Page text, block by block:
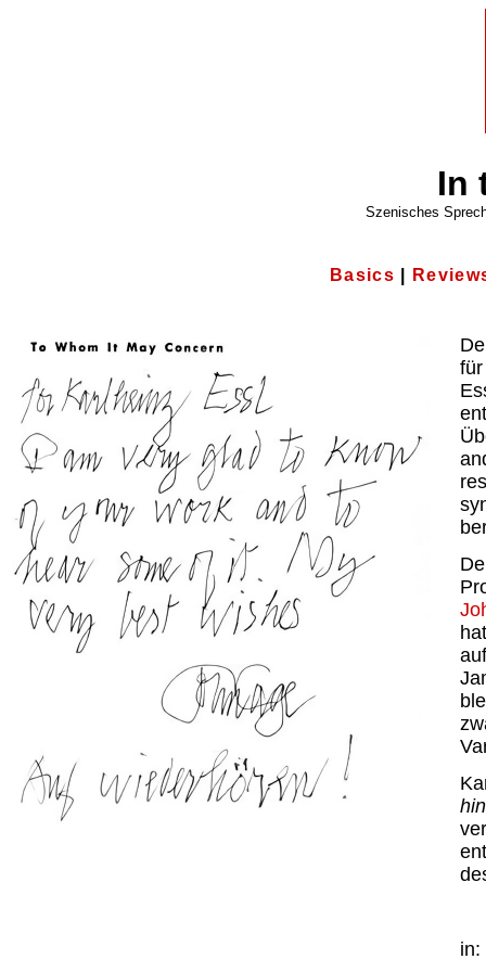
In
Szenisches
Basics
in: